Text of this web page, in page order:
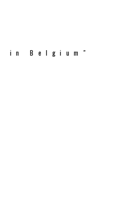
in Belgium"